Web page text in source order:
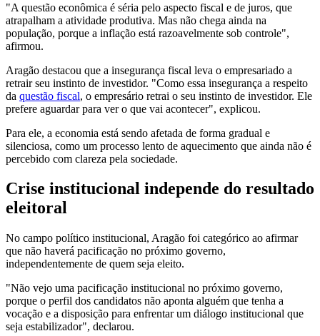
"A questão econômica é séria pelo aspecto fiscal e de juros, que
atrapalham a atividade produtiva. Mas não chega ainda na
população, porque a inflação está razoavelmente sob controle",
afirmou.
Aragão destacou que a insegurança fiscal leva o empresariado a
retrair seu instinto de investidor. "Como essa insegurança a respeito
da questão fiscal, o empresário retrai o seu instinto de investidor. Ele
prefere aguardar para ver o que vai acontecer", explicou.
Para ele, a economia está sendo afetada de forma gradual e
silenciosa, como um processo lento de aquecimento que ainda não é
percebido com clareza pela sociedade.
Crise institucional independe do resultado
eleitoral
No campo político institucional, Aragão foi categórico ao afirmar
que não haverá pacificação no próximo governo,
independentemente de quem seja eleito.
"Não vejo uma pacificação institucional no próximo governo,
porque o perfil dos candidatos não aponta alguém que tenha a
vocação e a disposição para enfrentar um diálogo institucional que
seja estabilizador", declarou.